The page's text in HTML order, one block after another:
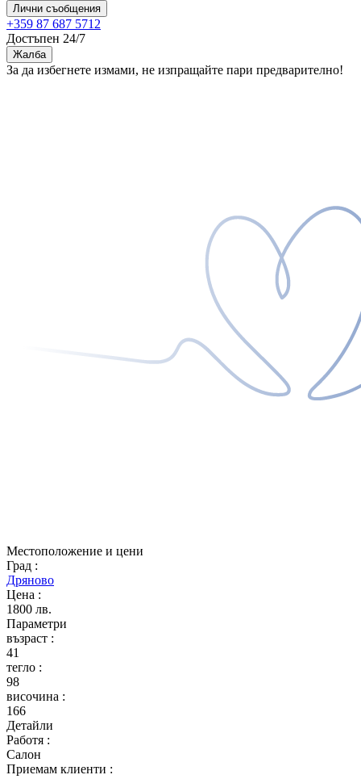
Лични съобщения
+359 87 687 5712
Достъпен 24/7
Жалба
За да избегнете измами, не изпращайте пари предварително!
Местоположение и цени
Град :
Дряново
Цена :
1800 лв.
Параметри
възраст :
41
тегло :
98
височина :
166
Детайли
Работя :
Салон
Приемам клиенти :